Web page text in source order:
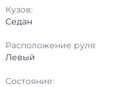
Кузов:
Седан
Расположение руля:
Левый
Состояние: